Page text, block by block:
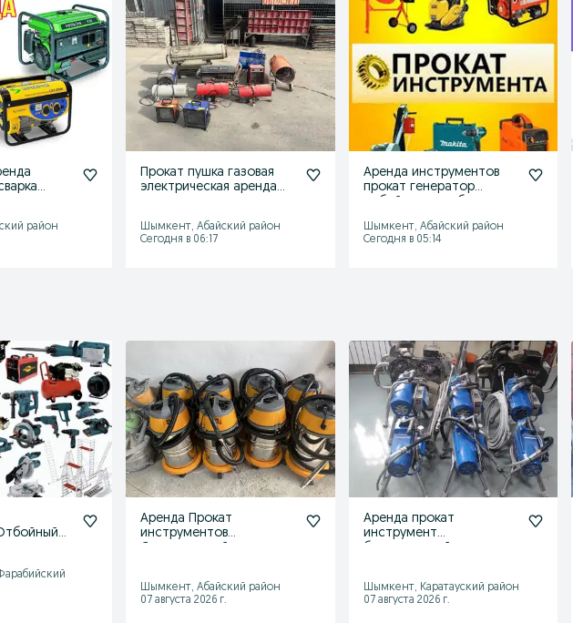
район
Прокат пушка газовая
электрическая аренда
Шымкент, Абайский район
Сегодня в 06:17
Аренда инструментов
прокат генератор
Шымкент, Абайский район
Сегодня в 05:14
Аренда Прокат
инструментов
Шымкент, Абайский район
07 августа 2026 г.
Аренда прокат
инструмент
Шымкент, Каратауский район
07 августа 2026 г.